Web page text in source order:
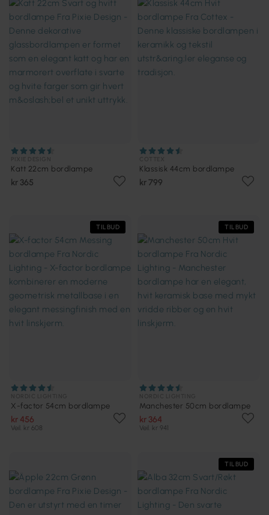
Katt 22cm bordlampe
kr 365
Klassisk 44cm bordlampe
kr 799
TILBUD
X-factor 54cm bordlampe
kr 456
Veil. kr 608
TILBUD
Manchester 50cm bordlampe
kr 364
Veil. kr 941
TILBUD